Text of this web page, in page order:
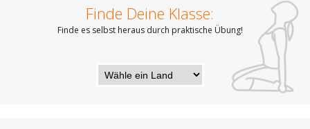
Finde Deine Klasse:
Finde es selbst heraus durch praktische Übung!